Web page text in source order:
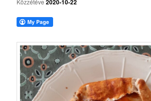
Közzétéve2020-10-22